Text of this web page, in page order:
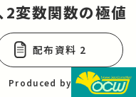
2変数関数の極値
配布資料 2
Produced by